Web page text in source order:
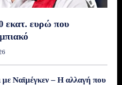
εκατ. ευρώ που
Ναϊμέγκεν – Η αλλαγή που